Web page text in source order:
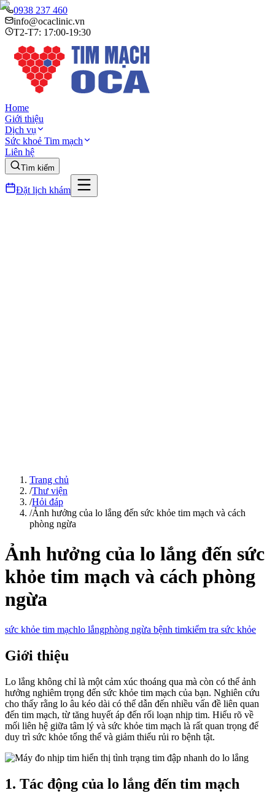
0938 237 460
info@ocaclinic.vn
T2-T7: 17:00-19:30
Home
Giới thiệu
Dịch vụ
Sức khoẻ Tim mạch
Liên hệ
Tìm kiếm
Đặt lịch khám
Trang chủ
/Thư viện
/Hỏi đáp
/Ảnh hưởng của lo lắng đến sức khỏe tim mạch và cách
phòng ngừa
Ảnh hưởng của lo lắng đến sức
khỏe tim mạch và cách phòng
ngừa
sức khỏe tim mạchlo lắngphòng ngừa bệnh timkiểm tra sức khỏe
Giới thiệu
Lo lắng không chỉ là một cảm xúc thoáng qua mà còn có thể ảnh
hưởng nghiêm trọng đến sức khỏe tim mạch của bạn. Nghiên cứu
cho thấy rằng lo âu kéo dài có thể dẫn đến nhiều vấn đề liên quan
đến tim mạch, từ tăng huyết áp đến rối loạn nhịp tim. Hiểu rõ về
mối liên hệ giữa tâm lý và sức khỏe tim mạch là rất quan trọng để
duy trì sức khỏe tổng thể và giảm thiểu rủi ro bệnh tật.
1. Tác động của lo lắng đến tim mạch